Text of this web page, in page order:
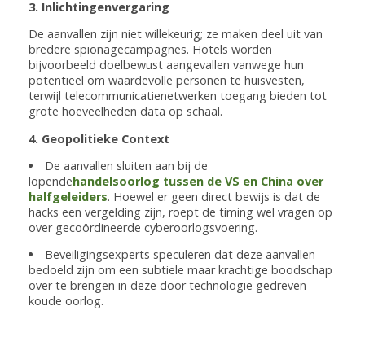
3. Inlichtingenvergaring
De aanvallen zijn niet willekeurig; ze maken deel uit van
bredere spionagecampagnes. Hotels worden
bijvoorbeeld doelbewust aangevallen vanwege hun
potentieel om waardevolle personen te huisvesten,
terwijl telecommunicatienetwerken toegang bieden tot
grote hoeveelheden data op schaal.
4. Geopolitieke Context
De aanvallen sluiten aan bij de
lopendehandelsoorlog tussen de VS en China over
halfgeleiders. Hoewel er geen direct bewijs is dat de
hacks een vergelding zijn, roept de timing wel vragen op
over gecoördineerde cyberoorlogsvoering.
Beveiligingsexperts speculeren dat deze aanvallen
bedoeld zijn om een subtiele maar krachtige boodschap
over te brengen in deze door technologie gedreven
koude oorlog.